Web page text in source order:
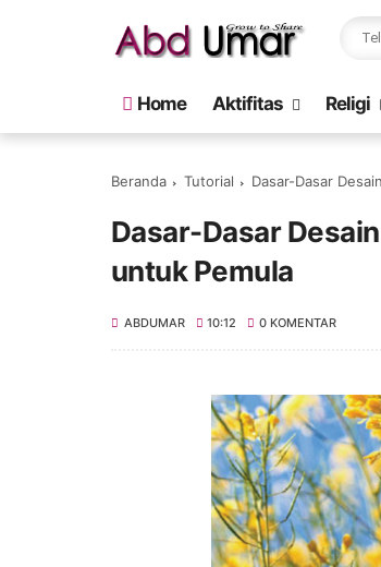
Home Aktifitas Religi
Beranda Tutorial Dasar-Dasar
Dasar-Dasar
untuk Pemula
ABDUMAR 10:12 0 KOMENTAR